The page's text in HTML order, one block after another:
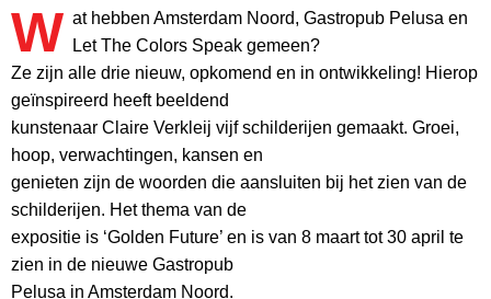
W at hebben Amsterdam Noord, Gastropub Pelusa en
Let The Colors Speak gemeen?
Ze zijn alle drie nieuw, opkomend en in ontwikkeling! Hierop
geïnspireerd heeft beeldend
kunstenaar Claire Verkleij vijf schilderijen gemaakt. Groei,
hoop, verwachtingen, kansen en
genieten zijn de woorden die aansluiten bij het zien van de
schilderijen. Het thema van de
expositie is ‘Golden Future’ en is van 8 maart tot 30 april te
zien in de nieuwe Gastropub
Pelusa in Amsterdam Noord.